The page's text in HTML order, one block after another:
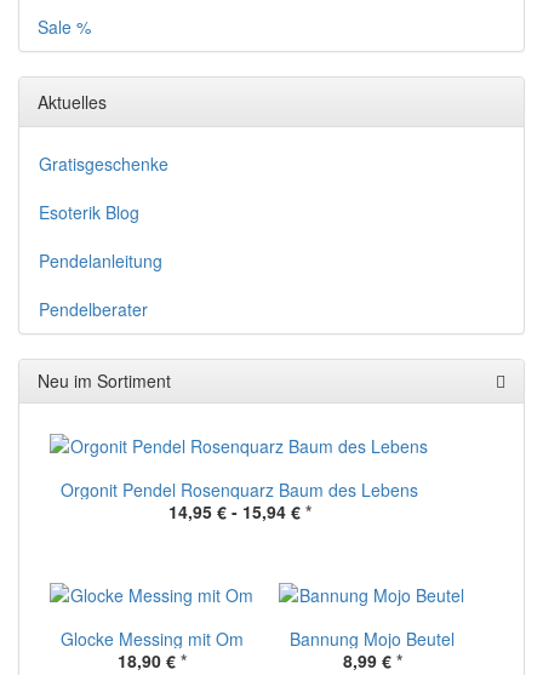
Sale %
Aktuelles
Gratisgeschenke
Esoterik Blog
Pendelanleitung
Pendelberater
Neu im Sortiment
Orgonit Pendel Rosenquarz Baum des Lebens
14,95 € - 15,94 € *
Glocke Messing mit Om
18,90 € *
Bannung Mojo Beutel
8,99 € *